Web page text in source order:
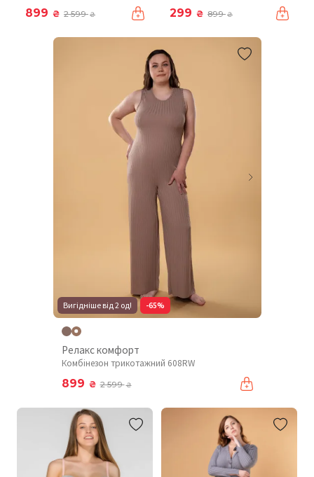
899 ₴ 2 599₴ 299 ₴ 899₴
Вигідніше від 2 од! -65%
Релакс комфорт
Комбінезон трикотажний 608RW
899 ₴ 2 599₴